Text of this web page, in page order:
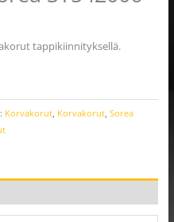
tappikiinnityksellä.
Korvakorut, Korvakorut, Sorea